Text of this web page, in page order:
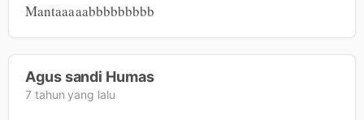
Mantaaaaabbbbbbbbb
Agus sandi Humas
7 tahun yang lalu